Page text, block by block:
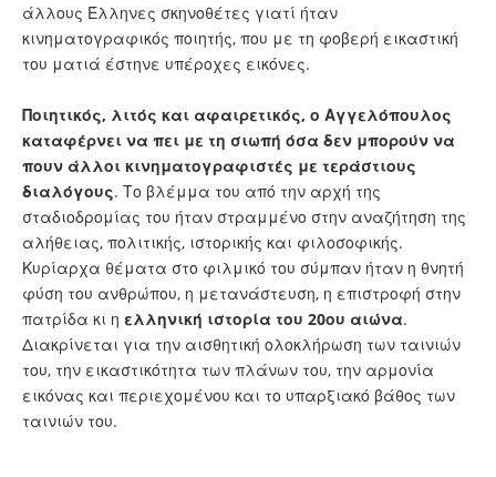
άλλους Έλληνες σκηνοθέτες γιατί ήταν
κινηματογραφικός ποιητής, που με τη φοβερή εικαστική
του ματιά έστηνε υπέροχες εικόνες.
Ποιητικός, λιτός και αφαιρετικός, ο Αγγελόπουλος
καταφέρνει να πει με τη σιωπή όσα δεν μπορούν να
πουν άλλοι κινηματογραφιστές με τεράστιους
διαλόγους. Το βλέμμα του από την αρχή της
σταδιοδρομίας του ήταν στραμμένο στην αναζήτηση της
αλήθειας, πολιτικής, ιστορικής και φιλοσοφικής.
Κυρίαρχα θέματα στο φιλμικό του σύμπαν ήταν η θνητή
φύση του ανθρώπου, η μετανάστευση, η επιστροφή στην
πατρίδα κι η ελληνική ιστορία του 20ου αιώνα.
Διακρίνεται για την αισθητική ολοκλήρωση των ταινιών
του, την εικαστικότητα των πλάνων του, την αρμονία
εικόνας και περιεχομένου και το υπαρξιακό βάθος των
ταινιών του.